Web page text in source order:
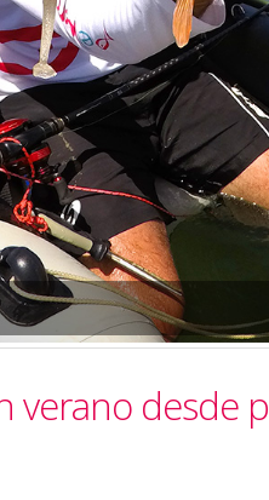
verano desde